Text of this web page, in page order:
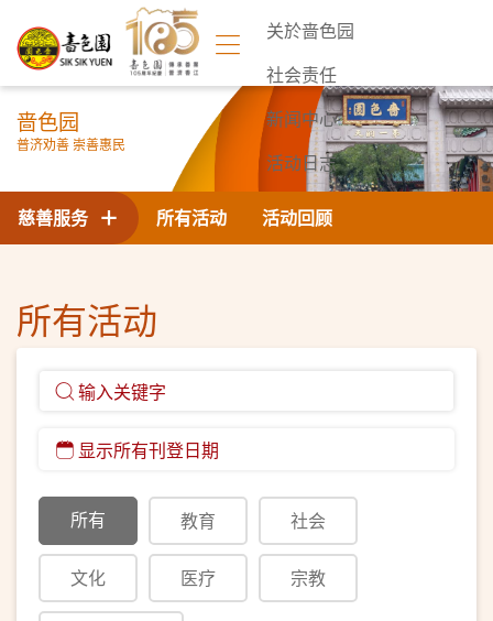
关於啬色园
社会责任
新闻中心
活动日志
联络我们
啬色园
普济劝善 崇善惠民
所有活动 活动回顾
慈善服务
所有活动
所有 教育 社会
文化 医疗 宗教